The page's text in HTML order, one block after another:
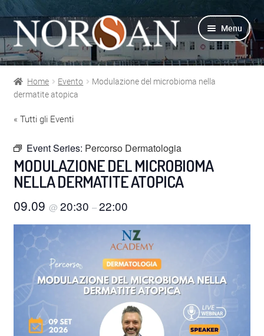
Vai
alla
navigazione
Vai
al
contenuto
Menu
Shop
Info prodotti
Info Omega-3
Azienda
Per Esperti
Home Evento
Modulazione del microbioma nella
dermatite atopica
« Tutti gli Eventi
Event Series: Percorso Dermatologia
MODULAZIONE DEL MICROBIOMA
NELLA DERMATITE ATOPICA
09.09 @ 20:30 –22:00